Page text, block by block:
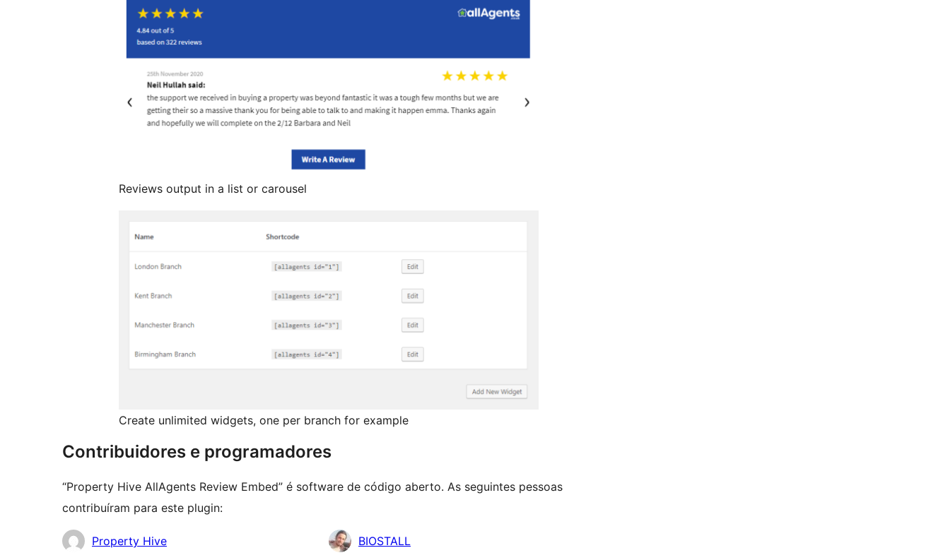
Reviews output in a list or carousel
Create unlimited widgets, one per branch for example
Contribuidores e programadores
“Property Hive AllAgents Review Embed” é software de código aberto. As seguintes pessoas
contribuíram para este plugin:
Contribuidores
Property Hive BIOSTALL